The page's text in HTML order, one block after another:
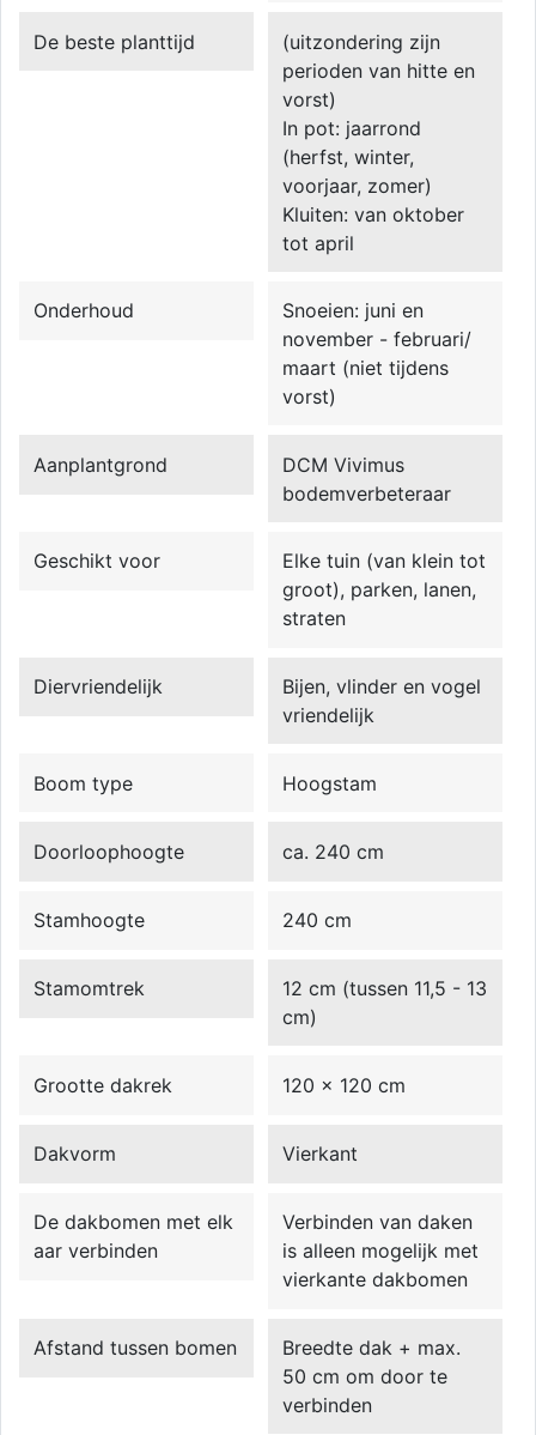
De beste planttijd
(uitzondering zijn
perioden van hitte en
vorst)
In pot: jaarrond
(herfst, winter,
voorjaar, zomer)
Kluiten: van oktober
tot april
Onderhoud
Snoeien: juni en
november - februari/
maart (niet tijdens
vorst)
Aanplantgrond
DCM Vivimus
bodemverbeteraar
Geschikt voor
Elke tuin (van klein tot
groot), parken, lanen,
straten
Diervriendelijk
Bijen, vlinder en vogel
vriendelijk
Boom type Hoogstam
Doorloophoogte ca. 240 cm
Stamhoogte 240 cm
Stamomtrek
12 cm (tussen 11,5 - 13
cm)
Grootte dakrek 120 x 120 cm
Dakvorm Vierkant
De dakbomen met elk
aar verbinden
Verbinden van daken
is alleen mogelijk met
vierkante dakbomen
Afstand tussen bomen
Breedte dak + max.
50 cm om door te
verbinden